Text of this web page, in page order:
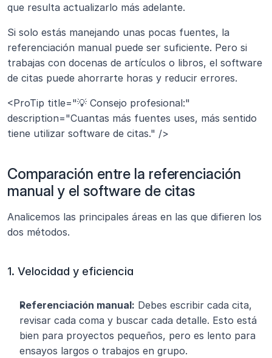
que resulta actualizarlo más adelante.
Si solo estás manejando unas pocas fuentes, la
referenciación manual puede ser suficiente. Pero si
trabajas con docenas de artículos o libros, el software
de citas puede ahorrarte horas y reducir errores.
<ProTip title="💡 Consejo profesional:"
description="Cuantas más fuentes uses, más sentido
tiene utilizar software de citas." />
Comparación entre la referenciación
manual y el software de citas
Analicemos las principales áreas en las que difieren los
dos métodos.
1. Velocidad y eficiencia
Referenciación manual: Debes escribir cada cita,
revisar cada coma y buscar cada detalle. Esto está
bien para proyectos pequeños, pero es lento para
ensayos largos o trabajos en grupo.